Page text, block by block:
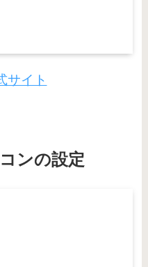
サイト
ンの設定